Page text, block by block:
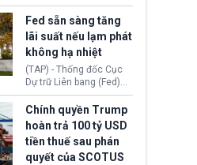
tổ chức cuộc họp khẩn ở
Morocco.
tục thu hồi chứng nhận
hoạt động của tổ chức
hiến tạng Network for
Hope (bang Kentucky).
Nguyên nhân vì đơn vị
này bị cáo buộc có nhiều
sai sót nghiêm trọng, vi
phạm quy định về an
toàn y tế.
Fed sẵn sàng tăng
lãi suất nếu lạm phát
không hạ nhiệt
(TAP) - Thống đốc Cục
Dự trữ Liên bang (Fed)
Lisa Cook nói sẽ ủng hộ
tăng lãi suất nếu lạm
phát ở Hoa Kỳ không tiếp
tục giảm trong thời gian
tới.
Chính quyền Trump
hoàn trả 100 tỷ USD
tiền thuế sau phán
quyết của SCOTUS